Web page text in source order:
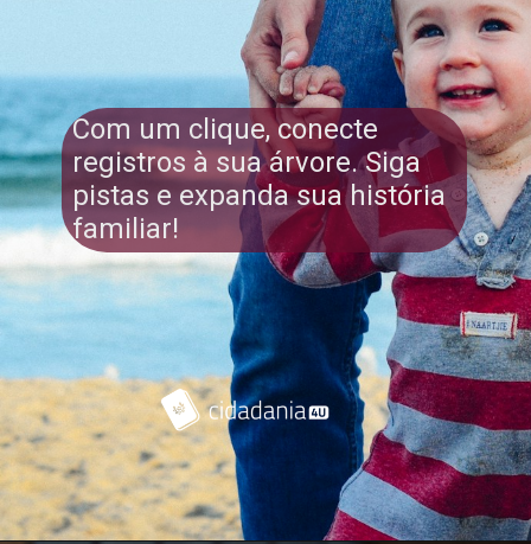
Com um clique, conecte
registros à sua árvore. Siga
pistas e expanda sua história
familiar!